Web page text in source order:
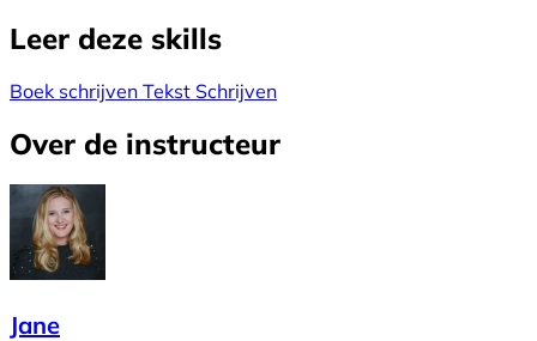
Leer deze skills
Boek schrijven Tekst Schrijven
Over de instructeur
Jane